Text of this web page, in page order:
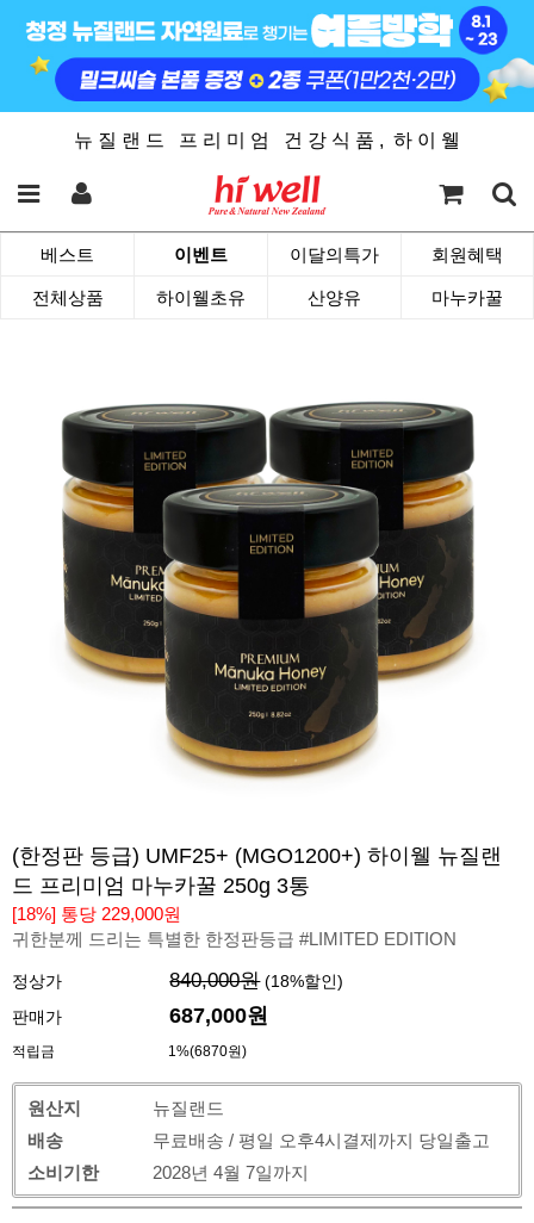
뉴 질 랜 드 프 리 미 엄 건 강 식 품 , 하 이 웰
베스트 이벤트 이달의특가 회원혜택
전체상품 하이웰초유 산양유 마누카꿀
(한정판 등급) UMF25+ (MGO1200+) 하이웰 뉴질랜
드 프리미엄 마누카꿀 250g 3통
[18%] 통당 229,000원
귀한분께 드리는 특별한 한정판등급 #LIMITED EDITION
정상가 840,000원 (18%할인)
판매가
687,000원
적립금 1%(6870원)
원산지
뉴질랜드
배송
무료배송 / 평일 오후4시결제까지 당일출고
소비기한
2028년 4월 7일까지